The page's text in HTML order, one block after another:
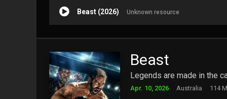
Beast (2026) Unknown resource
Beast
Legends are made in the
Apr. 10, 2026 Australia 114